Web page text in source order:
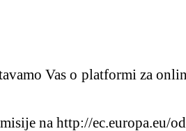
Vas o platformi za
na http://ec.europa.eu/